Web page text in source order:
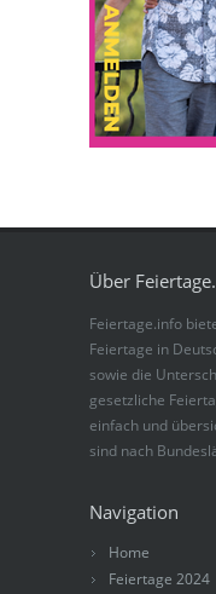
Über
Feiertage.info
Feiertage in
sowie die
gesetzliche
einfach und
sind nach
Navigation
Home
Feiertage 2024